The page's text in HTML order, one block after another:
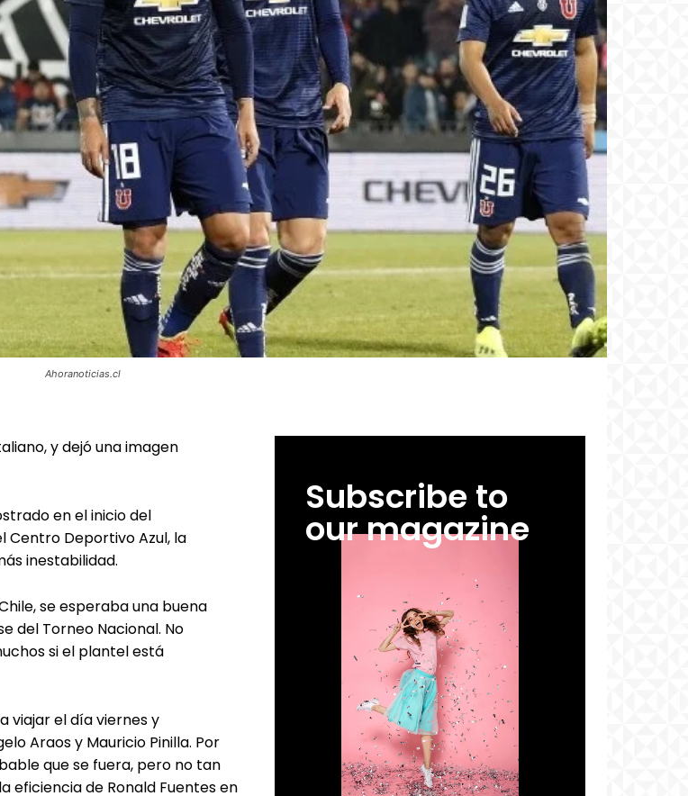
Ahoranoticias.cl
y dejó una imagen
en el inicio del
Centro Deportivo Azul, la
inestabilidad.
se esperaba una buena
del Torneo Nacional. No
si el plantel está
viajar el día viernes y
Araos y Mauricio Pinilla. Por
que se fuera, pero no tan
eficiencia de Ronald Fuentes en
Subscribe to
our magazine